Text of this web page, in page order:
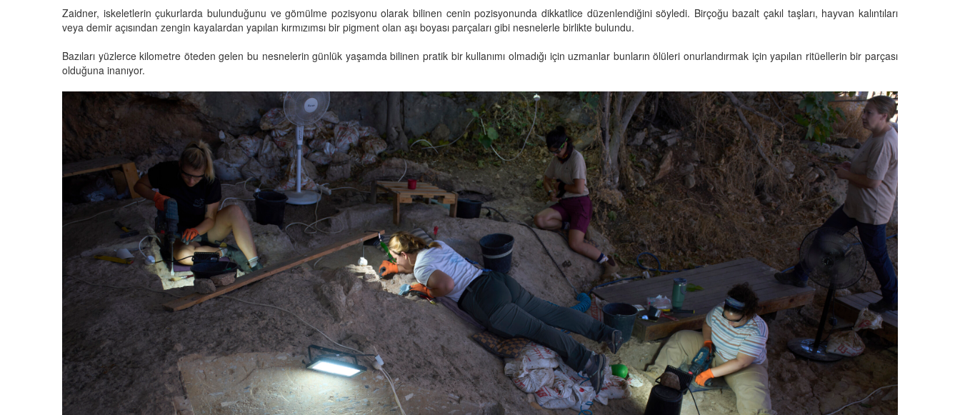
Zaidner, iskeletlerin çukurlarda bulunduğunu ve gömülme pozisyonu olarak bilinen cenin pozisyonunda dikkatlice düzenlendiğini söyledi. Birçoğu bazalt çakıl taşları, hayvan kalıntıları
veya demir açısından zengin kayalardan yapılan kırmızımsı bir pigment olan aşı boyası parçaları gibi nesnelerle birlikte bulundu.
Bazıları yüzlerce kilometre öteden gelen bu nesnelerin günlük yaşamda bilinen pratik bir kullanımı olmadığı için uzmanlar bunların ölüleri onurlandırmak için yapılan ritüellerin bir parçası
olduğuna inanıyor.